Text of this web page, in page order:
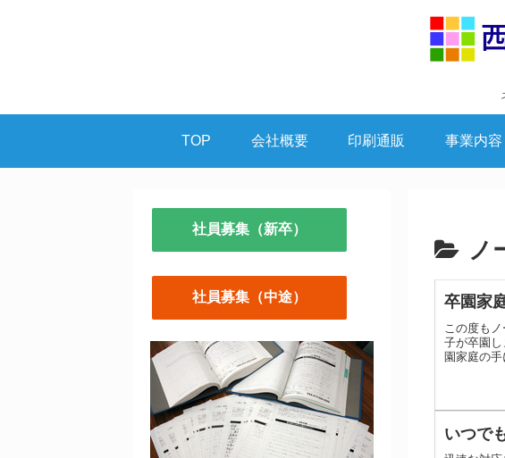
TOP 会社概要 印刷通販 事業内容
ノ
卒園家
この度も
子が卒園
園家庭の手
いつで
社員募集（新卒）
社員募集（中途）